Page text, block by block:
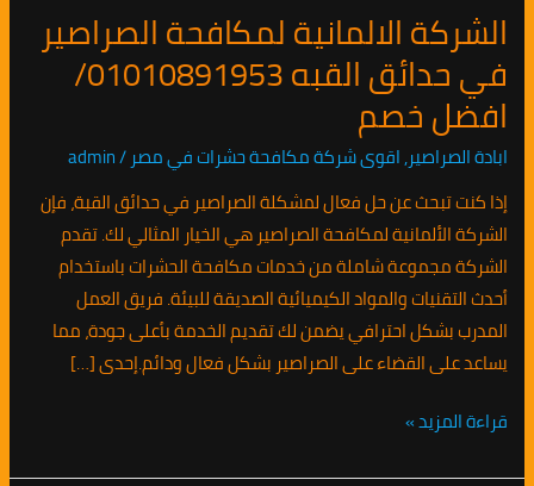
الشركة الالمانية لمكافحة الصراصير
في حدائق القبه 01010891953/
افضل خصم
ابادة الصراصير,اقوى شركة مكافحة حشرات في مصر /
admin
إذا كنت تبحث عن حل فعال لمشكلة الصراصير في حدائق القبة، فإن
الشركة الألمانية لمكافحة الصراصير هي الخيار المثالي لك. تقدم
الشركة مجموعة شاملة من خدمات مكافحة الحشرات باستخدام
أحدث التقنيات والمواد الكيميائية الصديقة للبيئة. فريق العمل
المدرب بشكل احترافي يضمن لك تقديم الخدمة بأعلى جودة، مما
يساعد على القضاء على الصراصير بشكل فعال ودائم.إحدى […]
لمكافحة
الصراصير
في
حدائق
القبه
01010891953/
افضل
خصم
قراءة المزيد »